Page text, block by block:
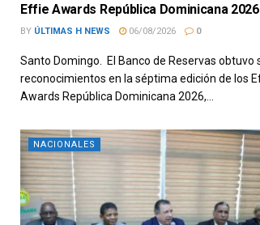
Effie Awards República Dominicana 2026
BY ÚLTIMAS H NEWS 06/08/2026 0
Santo Domingo. El Banco de Reservas obtuvo
reconocimientos en la séptima edición de los
Awards República Dominicana 2026,...
NACIONALES